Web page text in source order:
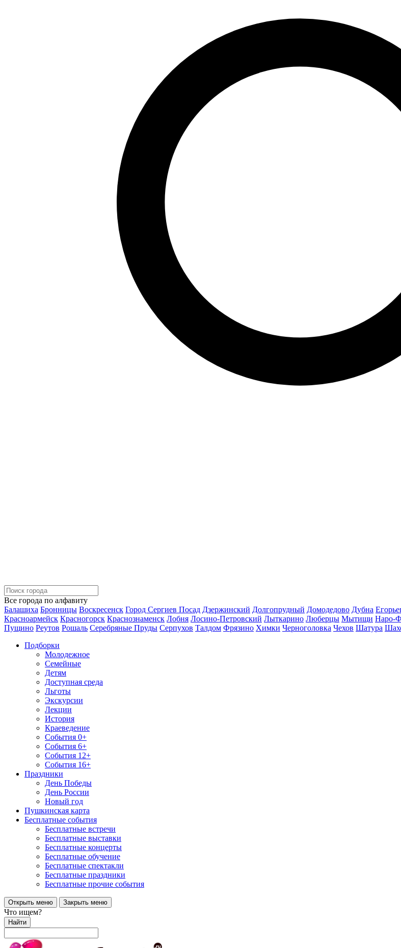
Все города по алфавиту
Балашиха Бронницы Воскресенск Город Сергиев Посад Дзержинский Долгопрудный Домодедово Дубна
Красноармейск Красногорск Краснознаменск Лобня Лосино-Петровский Лыткарино Люберцы Мытищи Наро-
Пущино Реутов Рошаль Серебряные Пруды Серпухов Талдом Фрязино Химки Черноголовка Чехов Шатура
Подборки
Молодежное
Семейные
Детям
Доступная среда
Льготы
Экскурсии
Лекции
История
Краеведение
События 0+
События 6+
События 12+
События 16+
Праздники
День Победы
День России
Новый год
Пушкинская карта
Бесплатные события
Бесплатные встречи
Бесплатные выставки
Бесплатные концерты
Бесплатные обучение
Бесплатные спектакли
Бесплатные праздники
Бесплатные прочие события
Открыть меню Закрыть меню
Что ищем?
Найти